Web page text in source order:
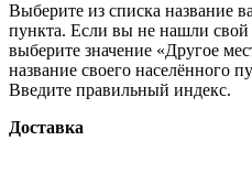
Выберите из списка название
пункта. Если вы не нашли
выберите значение «Другое
название своего населённого
Введите правильный индекс.
Доставка